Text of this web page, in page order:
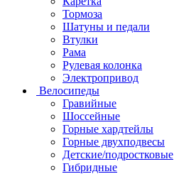
Тормоза
Шатуны и педали
Втулки
Рама
Рулевая колонка
Электропривод
Велосипеды
Гравийные
Шоссейные
Горные хардтейлы
Горные двухподвесы
Детские/подростковые
Гибридные